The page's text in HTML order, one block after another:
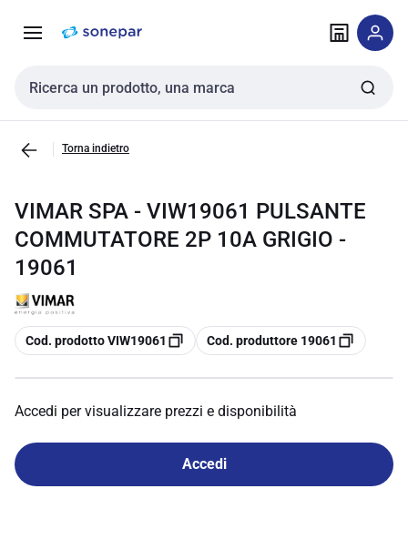
navigazione alla
Cerca input
Torna indietro
VIMAR SPA - VIW19061 PULSANTE
COMMUTATORE 2P 10A GRIGIO -
19061
copia
Cod. prodotto VIW19061 copia
Cod. produttore 19061
Accedi per visualizzare prezzi e disponibilità
Accedi